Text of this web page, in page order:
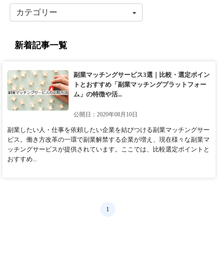
カテゴリー
新着記事一覧
副業マッチングサービス3選｜比較・選定ポイン
トとおすすめ「副業マッチングプラットフォー
ム」の特徴や活...
公開日：2020年08月10日
副業したい人・仕事を依頼したい企業を結びつける副業マッチングサー
ビス。働き方改革の一環で副業解禁する企業が増え、現在様々な副業マ
ッチングサービスが提供されています。ここでは、比較選定ポイントと
おすすめ...
1